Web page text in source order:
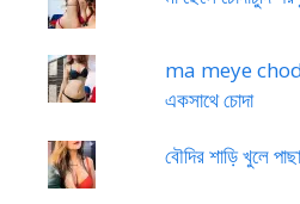
ma meye choda
একসাথে চোদা
বৌদির শাড়ি খুলে